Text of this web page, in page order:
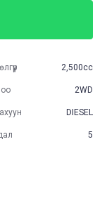
2,500cc
2WD
DIESEL
5